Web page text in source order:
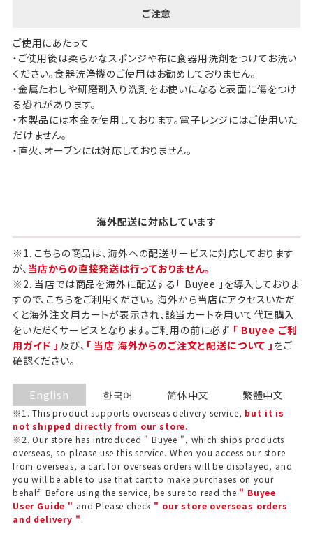
ギフト包装について
当店でギフト対応の商品をご購入いただきますと、熨
斗（のし）掛け・ギフト包装・手提げ袋を無料サービス
しております。
ご注意
ご使用にあたって
・ご使用後は柔らかなスポンジや布に食器用洗剤をつけてお洗い
ください。食器洗浄機のご使用はお勧めしておりません。
・金属たわしや研磨剤入り洗剤をお使いになると表面に傷をつけ
る恐れがあります。
・本製品には本金を使用しております。電子レンジにはご使用いた
だけません。
・直火、オーブンには対応しておりません。
海外配送に対応しています
※1. こちらの商品は、海外への配送サービスに対応しております
が、 当店からの直接発送は行っておりません。
※2. 当店では商品を海外に配送する「 Buyee 」を導入しておりま
すので、こちらをご利用ください。 海外から当店にアクセスいただ
くと海外注文用カートが表示され、該当カートを用いて代理購入
をいただくサービスとなります。ご利用の前に必ず 「 Buyee ご利
用ガイド 」 及び、 「 当店 海外からのご注文と配送について 」 をご
確認ください。
English
※1. This product supports overseas delivery service, but it is
not shipped directly from our store.
※2. Our store has introduced " Buyee ", which ships products
overseas, so please use this service. When you access our store
from overseas, a cart for overseas orders will be displayed, and
you will be able to use that cart to make purchases on your
behalf. Before using the service, be sure to read the " Buyee
User Guide " and Please check " our store overseas orders
and delivery ".
한국어 简体中文 繁體中文